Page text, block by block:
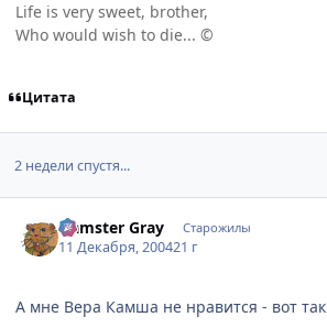
Life is very sweet, brother,
Who would wish to die... ©
Цитата
2 недели спустя...
Hamster Gray Старожилы
11 Декабря, 200421 г
А мне Вера Камша не нравится - вот так